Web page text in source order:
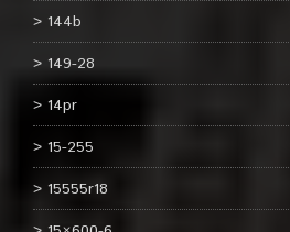
144b
149-28
14pr
15-255
15555r18